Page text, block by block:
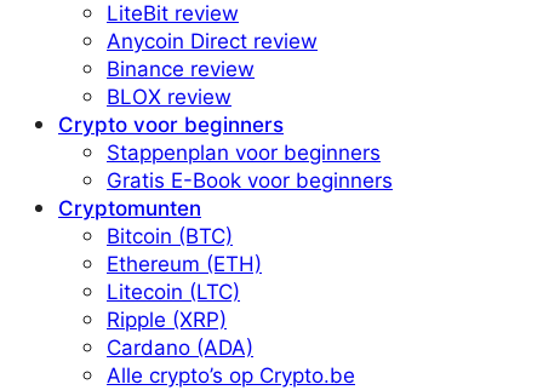
LiteBit review
Anycoin Direct review
Binance review
BLOX review
Crypto voor beginners
Stappenplan voor beginners
Gratis E-Book voor beginners
Cryptomunten
Bitcoin (BTC)
Ethereum (ETH)
Litecoin (LTC)
Ripple (XRP)
Cardano (ADA)
Alle crypto’s op Crypto.be